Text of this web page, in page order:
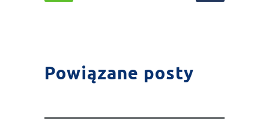
Powiązane posty